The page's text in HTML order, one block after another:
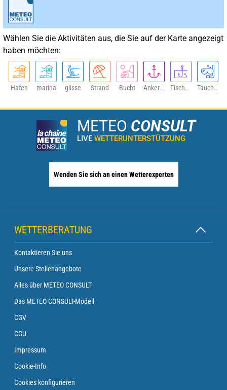
Wählen Sie die Aktivitäten aus, die Sie auf der Karte angezeigt
haben möchten:
Hafen marina glisse Strand Bucht Ankerplatz Fischen Tauchen
METEO CONSULT
LIVE WETTERUNTERSTÜTZUNG
Wenden Sie sich an einen Wetterexperten
WETTERBERATUNG
Kontaktieren Sie uns
Unsere Stellenangebote
Alles über METEO CONSULT
Das METEO CONSULT-Modell
CGV
CGU
Impressum
Cookie-Info
Cookies konfigurieren